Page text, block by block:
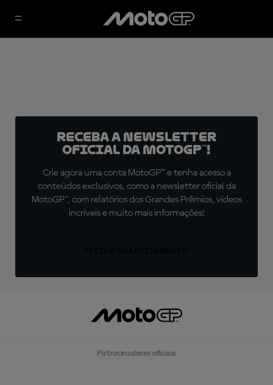
Receba a newsletter
oficial da MotoGP™!
Crie agora uma conta MotoGP™ e tenha acesso a
conteúdos exclusivos, como a newsletter oficial da
MotoGP™, com relatórios dos Grandes Prêmios, vídeos
incríveis e muito mais informações!
Patrocinadores oficiais